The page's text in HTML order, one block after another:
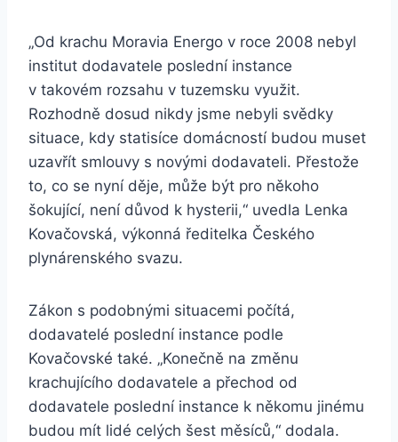
„Od krachu Moravia Energo v roce 2008 nebyl
institut dodavatele poslední instance
v takovém rozsahu v tuzemsku využit.
Rozhodně dosud nikdy jsme nebyli svědky
situace, kdy statisíce domácností budou muset
uzavřít smlouvy s novými dodavateli. Přestože
to, co se nyní děje, může být pro někoho
šokující, není důvod k hysterii,“ uvedla Lenka
Kovačovská, výkonná ředitelka Českého
plynárenského svazu.
Zákon s podobnými situacemi počítá,
dodavatelé poslední instance podle
Kovačovské také. „Konečně na změnu
krachujícího dodavatele a přechod od
dodavatele poslední instance k někomu jinému
budou mít lidé celých šest měsíců,“ dodala.